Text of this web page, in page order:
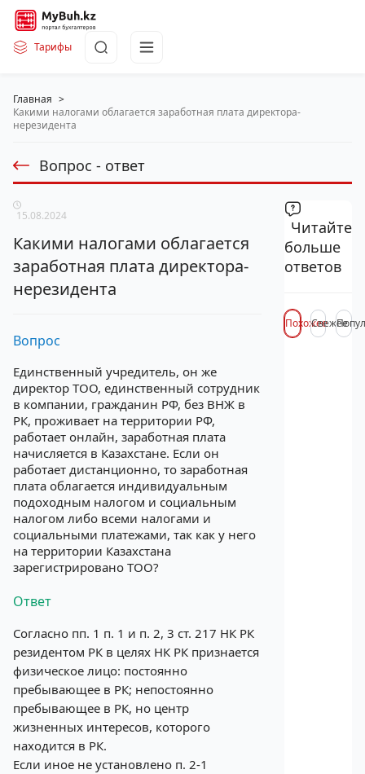
Тарифы
Главная >
Какими налогами облагается заработная плата директора-
нерезидента
Вопрос - ответ
15.08.2024
Какими налогами облагается
заработная плата директора-
нерезидента
Вопрос
Единственный учредитель, он же
директор ТОО, единственный сотрудник
в компании, гражданин РФ, без ВНЖ в
РК, проживает на территории РФ,
работает онлайн, заработная плата
начисляется в Казахстане. Если он
работает дистанционно, то заработная
плата облагается индивидуальным
подоходным налогом и социальным
налогом либо всеми налогами и
социальными платежами, так как у него
на территории Казахстана
зарегистрировано ТОО?
Ответ
Согласно пп. 1 п. 1 и п. 2, 3 ст. 217 НК РК
резидентом РК в целях НК РК признается
физическое лицо: постоянно
пребывающее в РК; непостоянно
пребывающее в РК, но центр
жизненных интересов, которого
находится в РК.
Если иное не установлено п. 2-1
Читайте
больше
ответов
ПохожееСвежее